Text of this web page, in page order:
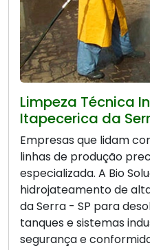
Limpeza Técnica
Itapecerica da
Empresas que lidam
linhas de produção
especializada. A Bio
hidrojateamento de
da Serra - SP para
tanques e sistemas
segurança e